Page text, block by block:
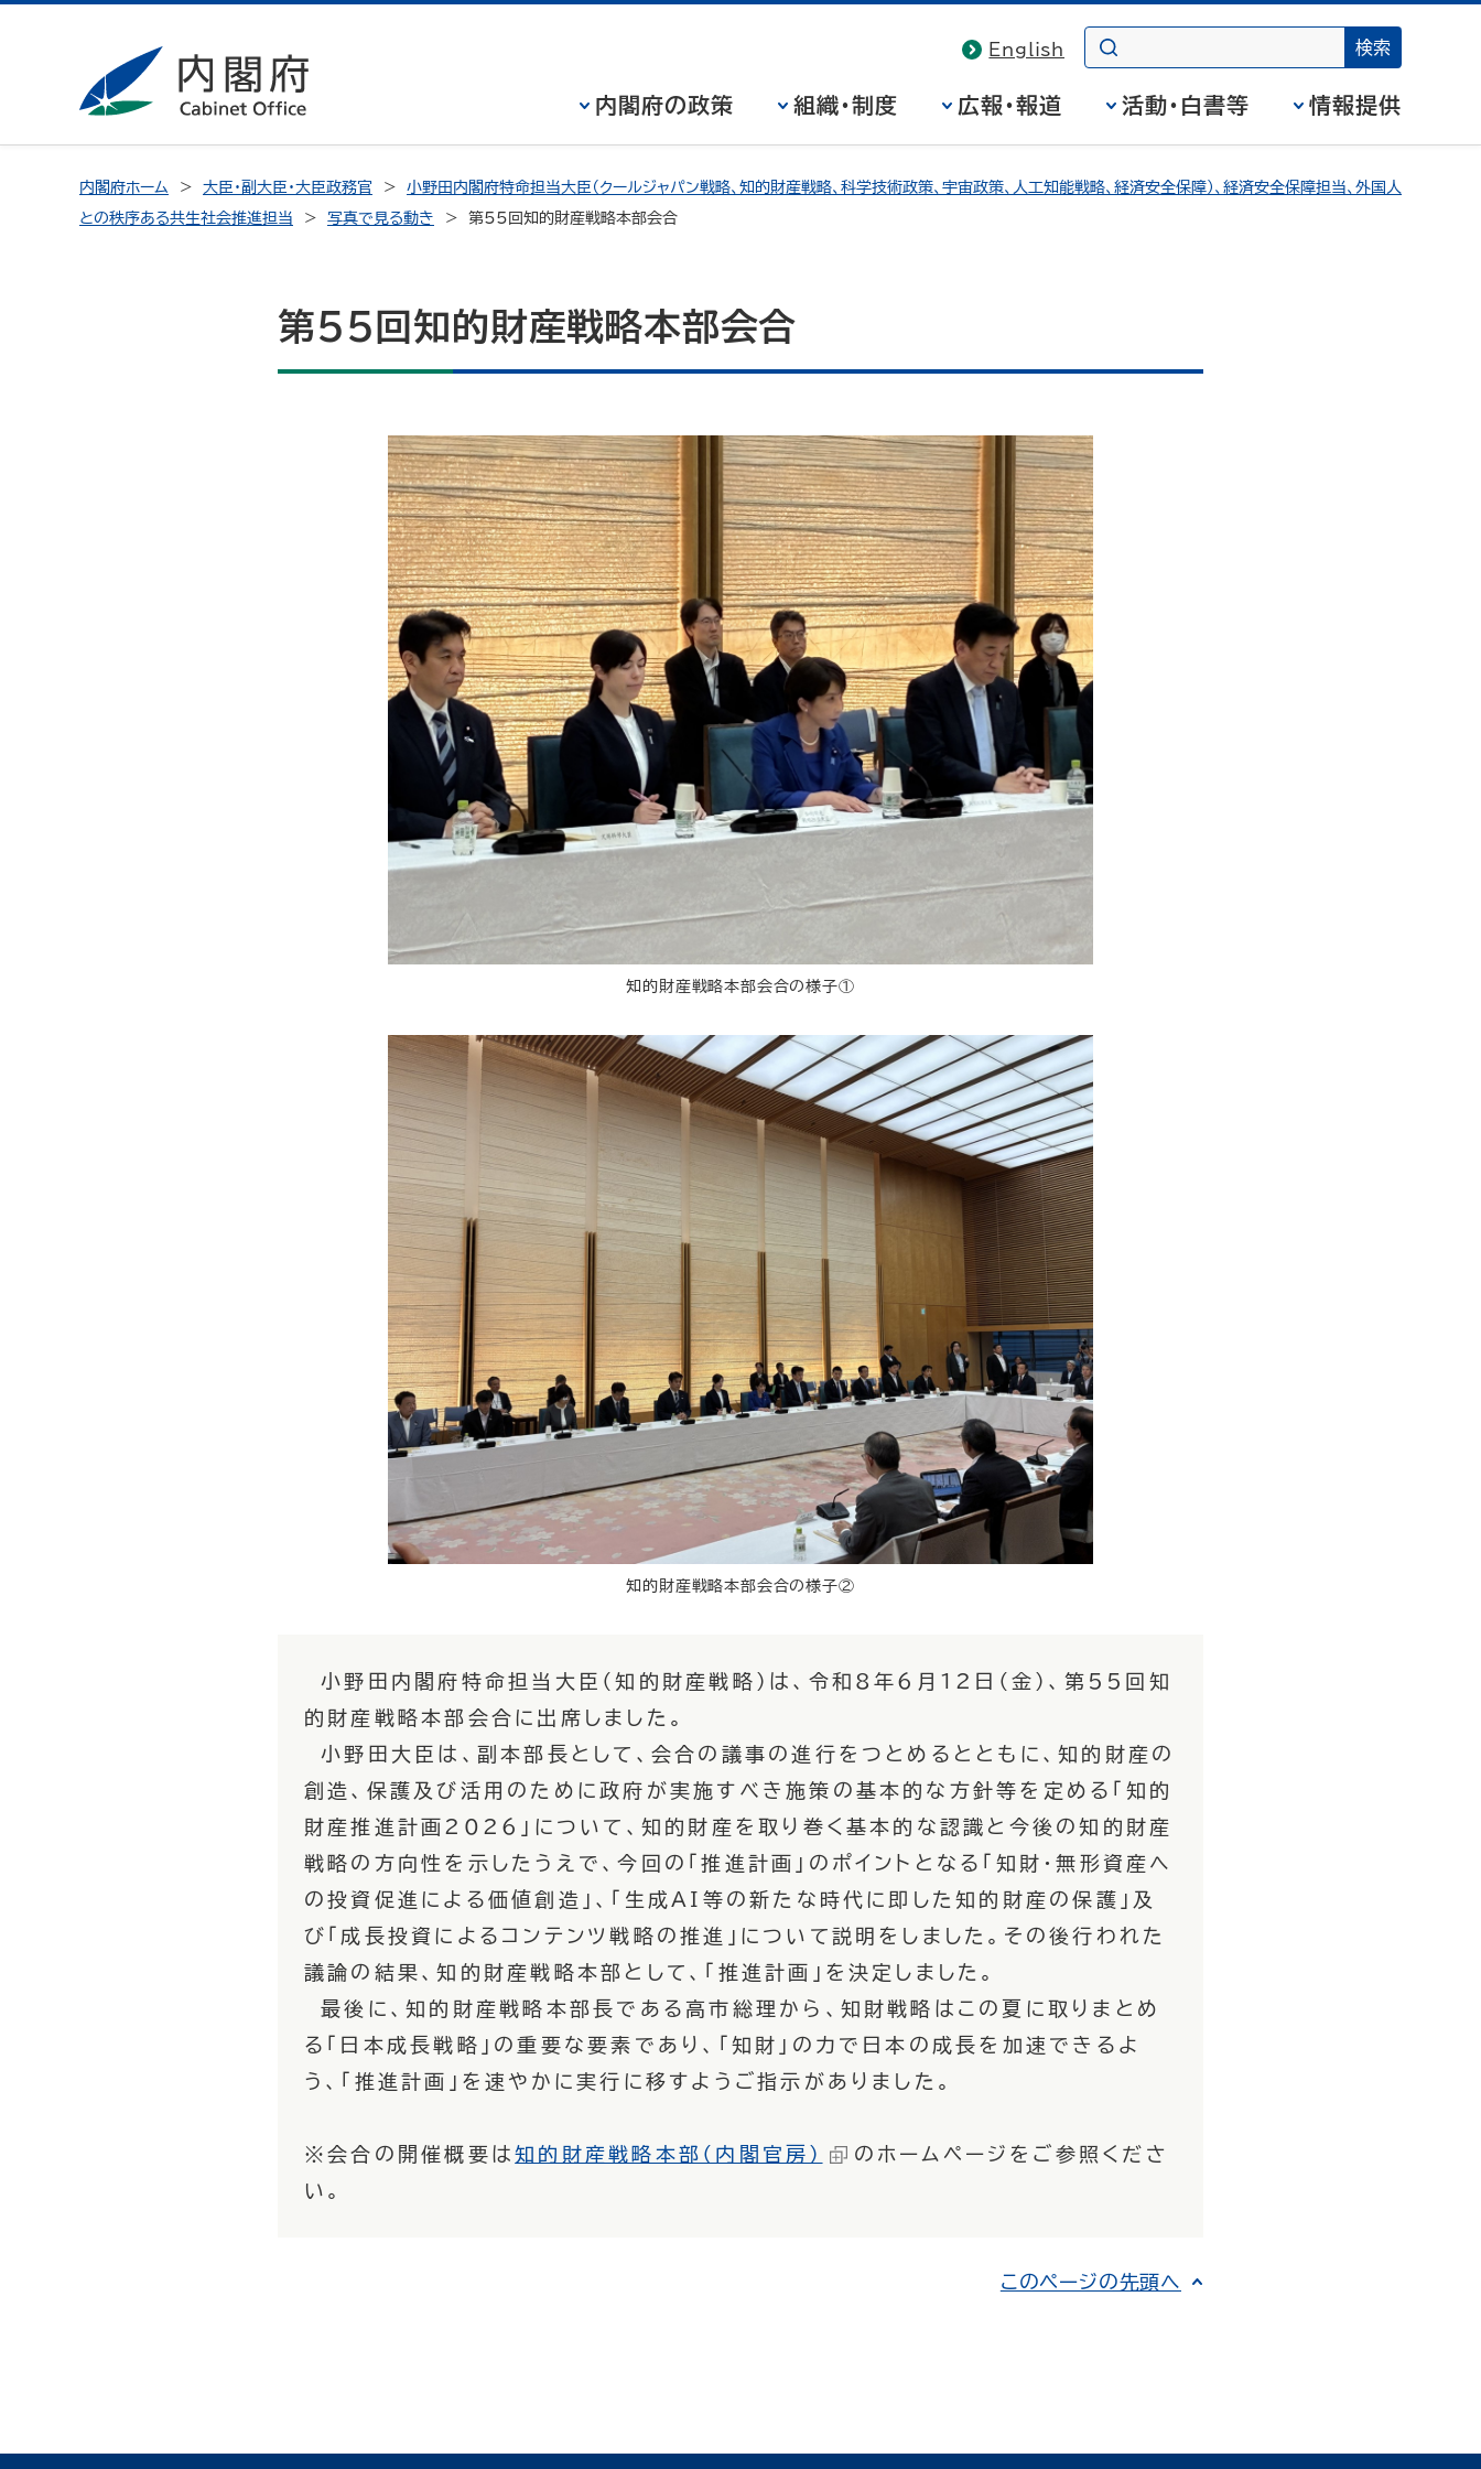
English
内閣府の政策 組織・制度 広報・報道 活動・白書等 情報提供
内閣府ホーム 大臣・副大臣・大臣政務官
小野田内閣府特命担当大臣（クールジャパン戦略、知的財産戦略、科学技術政策、宇宙政策、人工知能戦略、経済安全保障）、経済安全保障担当、外国人
との秩序ある共生社会推進担当
写真で見る動き 第55回知的財産戦略本部会合
第55回知的財産戦略本部会合
知的財産戦略本部会合の様子①
知的財産戦略本部会合の様子②
小野田内閣府特命担当大臣（知的財産戦略）は、令和8年6月12日（金）、第55回知
的財産戦略本部会合に出席しました。
小野田大臣は、副本部長として、会合の議事の進行をつとめるとともに、知的財産の
創造、保護及び活用のために政府が実施すべき施策の基本的な方針等を定める「知的
財産推進計画2026」について、知的財産を取り巻く基本的な認識と今後の知的財産
戦略の方向性を示したうえで、今回の「推進計画」のポイントとなる「知財・無形資産へ
の投資促進による価値創造」、「生成AI等の新たな時代に即した知的財産の保護」及
び「成長投資によるコンテンツ戦略の推進」について説明をしました。その後行われた
議論の結果、知的財産戦略本部として、「推進計画」を決定しました。
最後に、知的財産戦略本部長である高市総理から、知財戦略はこの夏に取りまとめ
る「日本成長戦略」の重要な要素であり、「知財」の力で日本の成長を加速できるよ
う、「推進計画」を速やかに実行に移すようご指示がありました。
※会合の開催概要は知的財産戦略本部（内閣官房）
のホームページをご参照くださ
い。
このページの先頭へ